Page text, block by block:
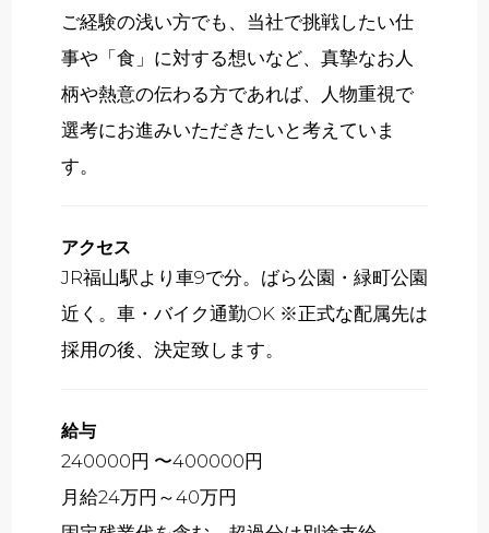
ご経験の浅い方でも、当社で挑戦したい仕
事や「食」に対する想いなど、真摯なお人
柄や熱意の伝わる方であれば、人物重視で
選考にお進みいただきたいと考えていま
す。
アクセス
JR福山駅より車9で分。ばら公園・緑町公園
近く。車・バイク通勤OK ※正式な配属先は
採用の後、決定致します。
給与
240000円 〜400000円
月給24万円～40万円